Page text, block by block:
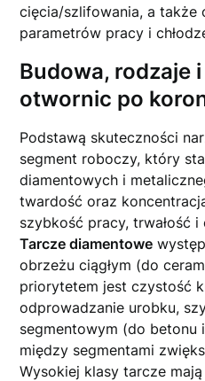
cięcia/szlifowania, a także
parametrów pracy i
Budowa, rodzaje
otwornic po
Podstawą skuteczności
segment roboczy, który
diamentowych i
twardość oraz
szybkość pracy, trwałość
Tarcze diamentowe
obrzeżu ciągłym (do
priorytetem jest czystość
odprowadzanie urobku,
segmentowym (do betonu
między segmentami
Wysokiej klasy tarcze